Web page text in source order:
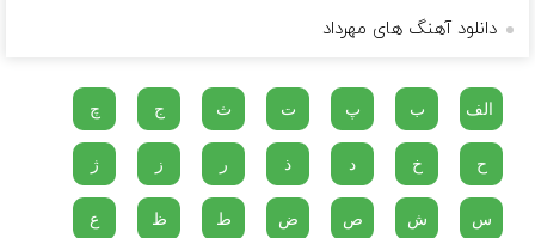
دانلود آهنگ های مهرداد
الف ب پ ت ث ج چ
ح خ د ذ ر ز ژ
س ش ص ض ط ظ ع